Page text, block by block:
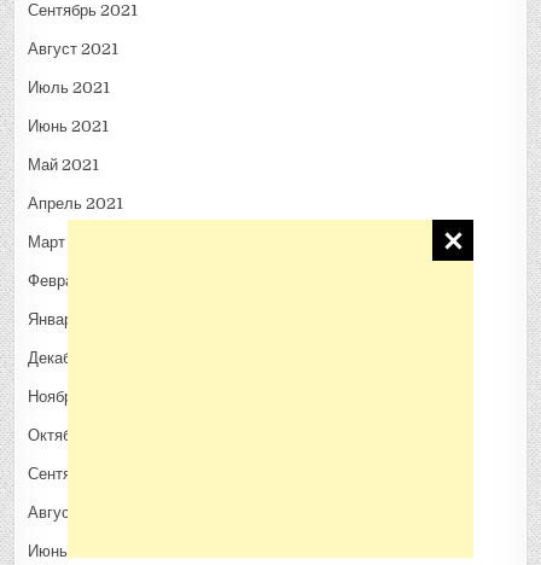
Сентябрь 2021
Август 2021
Июль 2021
Июнь 2021
Май 2021
Апрель 2021
Март 2021
Февраль 2021
Январь 2021
Декабрь 2020
Ноябрь 2020
Октябрь 2020
Сентябрь 2020
Август 2020
Июнь 2020